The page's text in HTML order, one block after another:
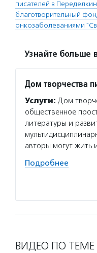
писателей в
благотворительный
онкозаболеваниями
Узнайте больше
Дом творчества
Услуги: Дом
общественное
литературы и
авторы могут жить
Подробнее
ВИДЕО ПО ТЕМЕ